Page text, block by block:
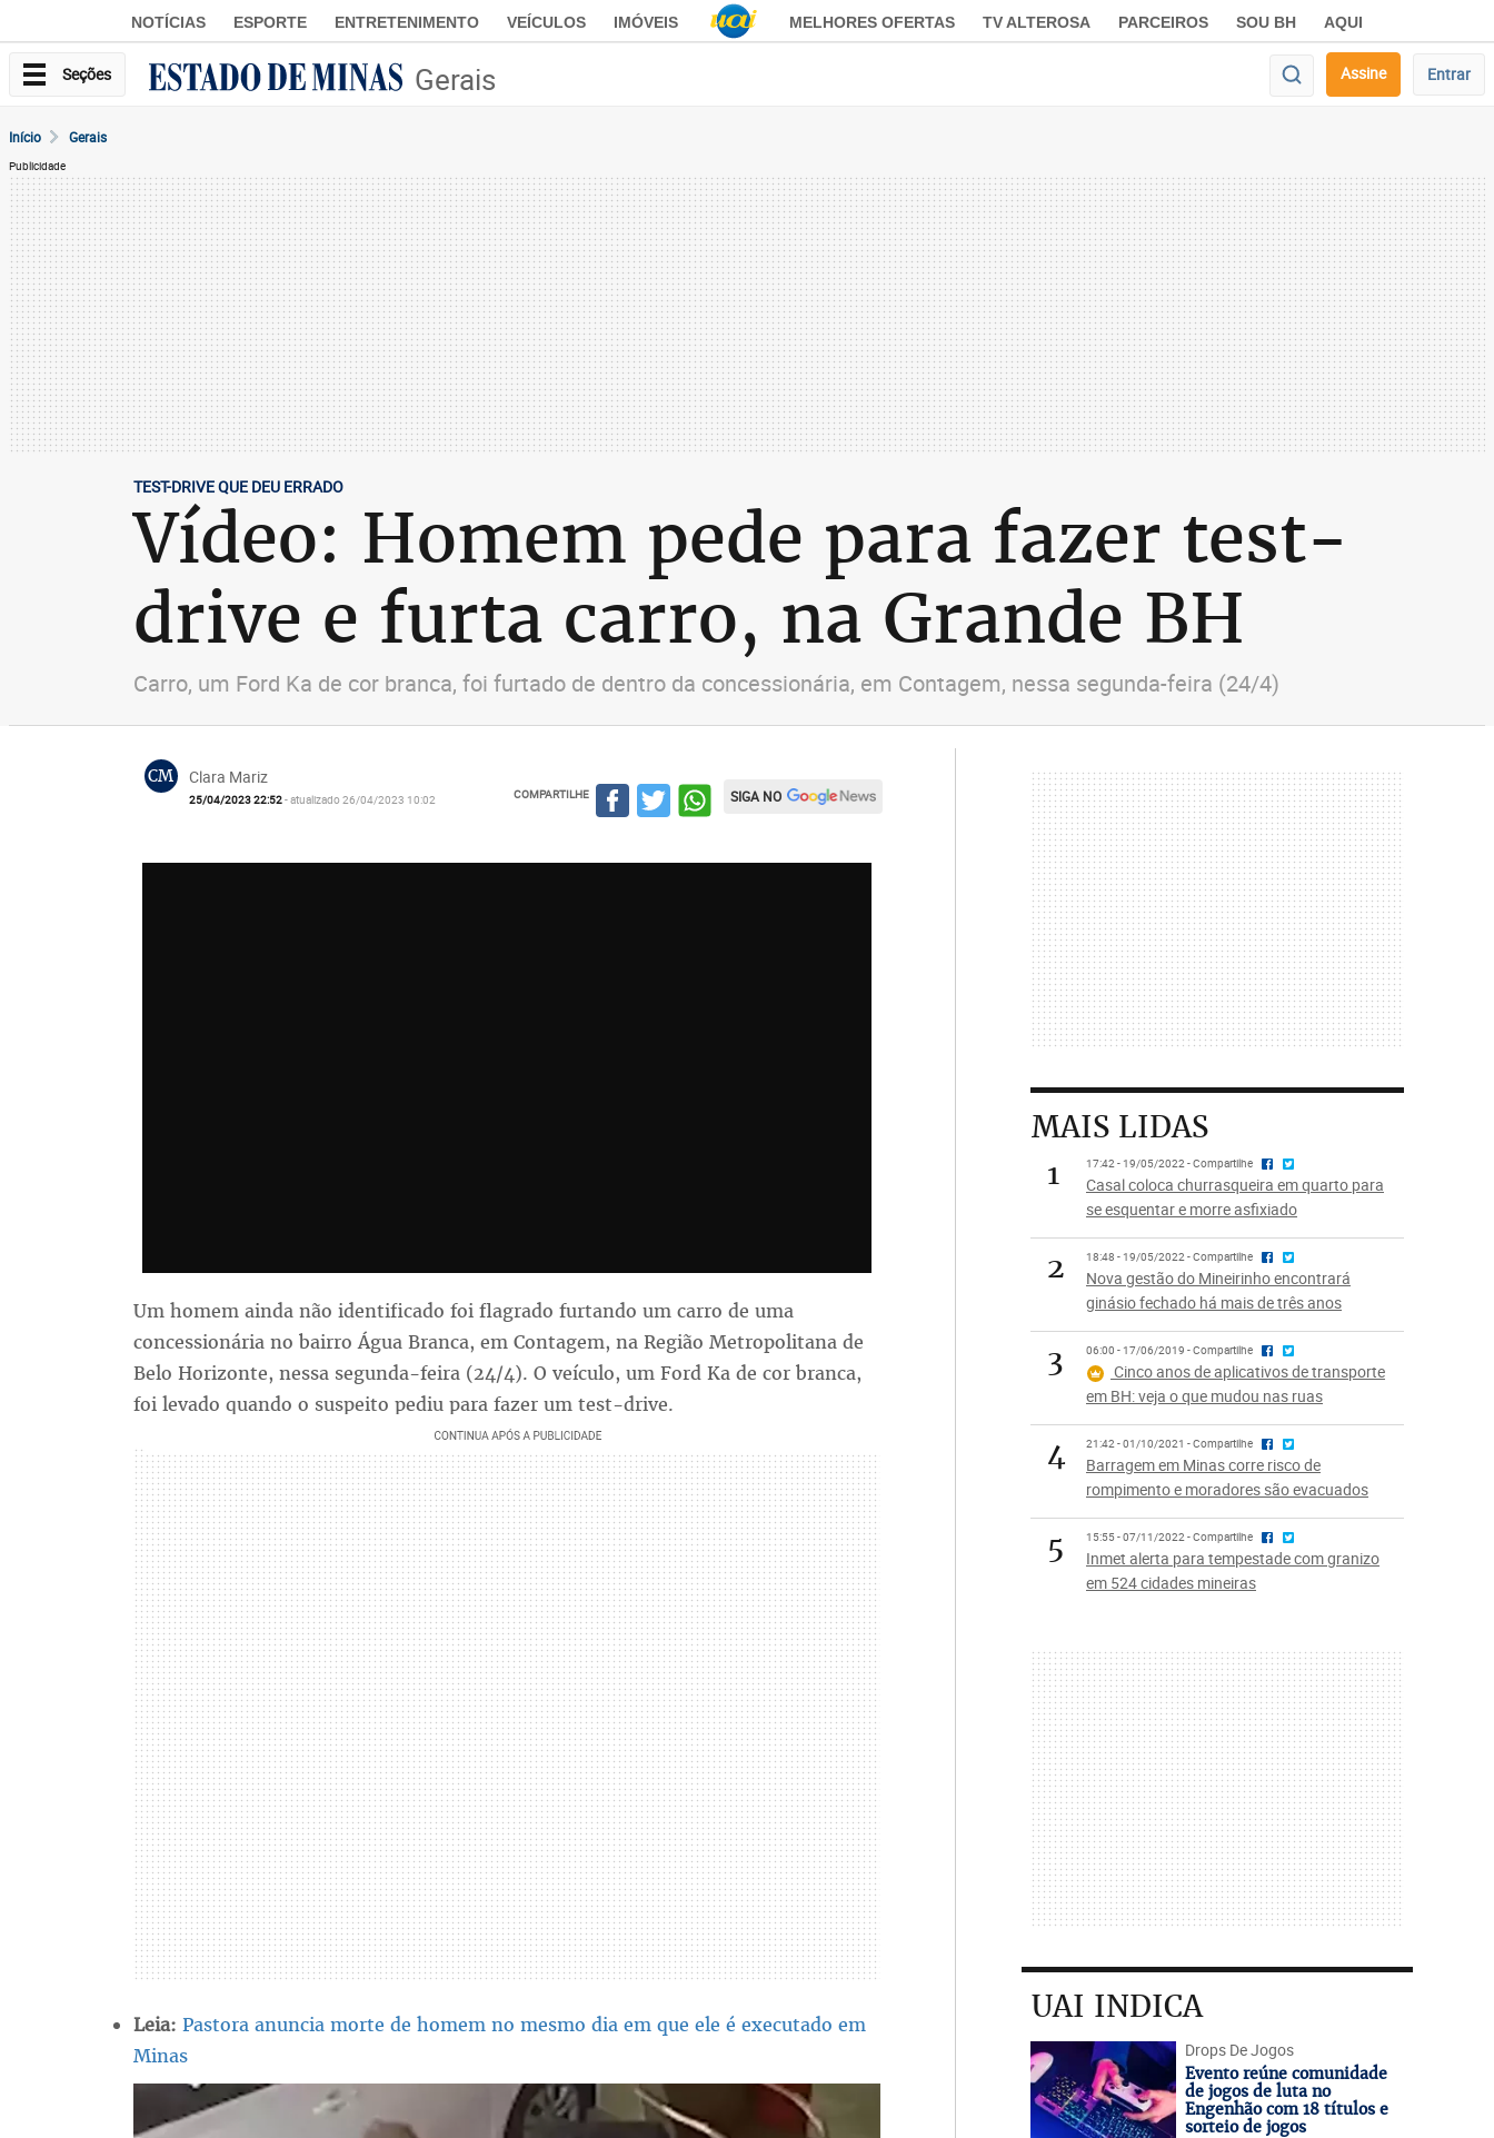
NOTÍCIAS ESPORTE ENTRETENIMENTO VEÍCULOS IMÓVEIS MELHORES OFERTAS TV ALTEROSA PARCEIROS SOU BH AQUI
Seções Gerais Assine Entrar
Início Gerais
Publicidade
TEST-DRIVE QUE DEU ERRADO
Vídeo: Homem pede para fazer test-
drive e furta carro, na Grande BH
Carro, um Ford Ka de cor branca, foi furtado de dentro da concessionária, em Contagem, nessa segunda-feira (24/4)
CM Clara Mariz
25/04/2023 22:52- atualizado 26/04/2023 10:02 COMPARTILHE SIGA NO
Um homem ainda não identificado foi flagrado furtando um carro de uma
concessionária no bairro Água Branca, em Contagem, na Região Metropolitana de
Belo Horizonte, nessa segunda-feira (24/4). O veículo, um Ford Ka de cor branca,
foi levado quando o suspeito pediu para fazer um test-drive.
Leia: Pastora anuncia morte de homem no mesmo dia em que ele é executado em
Minas
MAIS LIDAS
1
17:42 - 19/05/2022 - Compartilhe
Casal coloca churrasqueira em quarto para
se esquentar e morre asfixiado
2 18:48 - 19/05/2022 - Compartilhe
Nova gestão do Mineirinho encontrará
ginásio fechado há mais de três anos
3 06:00 - 17/06/2019 - Compartilhe
Cinco anos de aplicativos de transporte
em BH: veja o que mudou nas ruas
4 21:42 - 01/10/2021 - Compartilhe
Barragem em Minas corre risco de
rompimento e moradores são evacuados
5 15:55 - 07/11/2022 - Compartilhe
Inmet alerta para tempestade com granizo
em 524 cidades mineiras
UAI INDICA
Drops De Jogos
Evento reúne comunidade
de jogos de luta no
Engenhão com 18 títulos e
sorteio de jogos